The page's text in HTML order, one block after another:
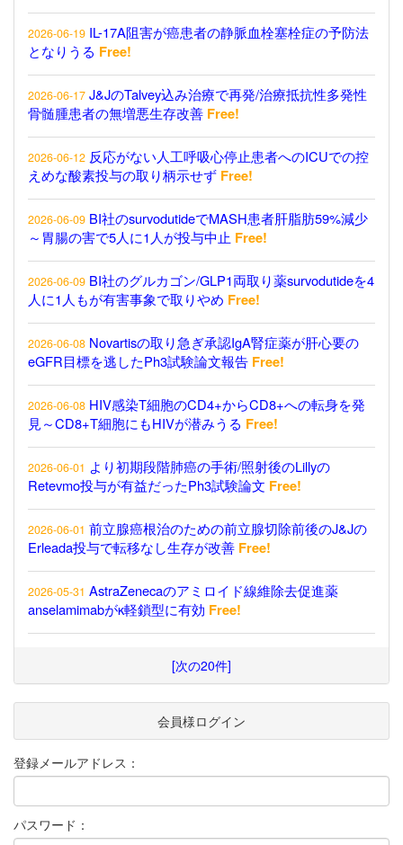
2026-06-19 IL-17A阻害が癌患者の静脈血栓塞栓症の予防法
となりうる Free!
2026-06-17 J&JのTalvey込み治療で再発/治療抵抗性多発性
骨髄腫患者の無増悪生存改善 Free!
2026-06-12 反応がない人工呼吸心停止患者へのICUでの控
えめな酸素投与の取り柄示せず Free!
2026-06-09 BI社のsurvodutideでMASH患者肝脂肪59%減少
～胃腸の害で5人に1人が投与中止 Free!
2026-06-09 BI社のグルカゴン/GLP1両取り薬survodutideを4
人に1人もが有害事象で取りやめ Free!
2026-06-08 Novartisの取り急ぎ承認IgA腎症薬が肝心要の
eGFR目標を逃したPh3試験論文報告 Free!
2026-06-08 HIV感染T細胞のCD4+からCD8+への転身を発
見～CD8+T細胞にもHIVが潜みうる Free!
2026-06-01 より初期段階肺癌の手術/照射後のLillyの
Retevmo投与が有益だったPh3試験論文 Free!
2026-06-01 前立腺癌根治のための前立腺切除前後のJ&Jの
Erleada投与で転移なし生存が改善 Free!
2026-05-31 AstraZenecaのアミロイド線維除去促進薬
anselamimabがκ軽鎖型に有効 Free!
[次の20件]
会員様ログイン
登録メールアドレス：
パスワード：